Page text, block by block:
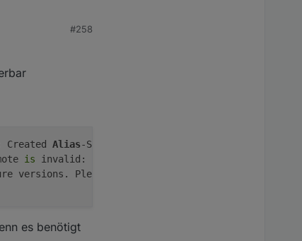
#258
Alias-State
is invalid: obj.common.
versions. Please report this
es benötigt